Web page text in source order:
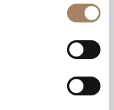
kínálok csendes nyugodt